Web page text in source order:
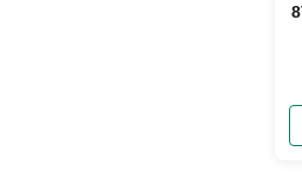
مصباح أمام 8V 10V 12V 24V